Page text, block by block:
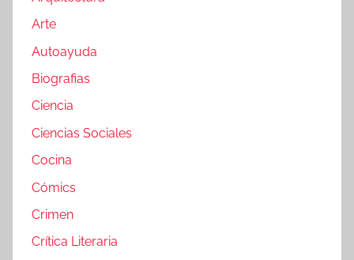
Arte
Autoayuda
Biografias
Ciencia
Ciencias Sociales
Cocina
Cómics
Crimen
Crítica Literaria